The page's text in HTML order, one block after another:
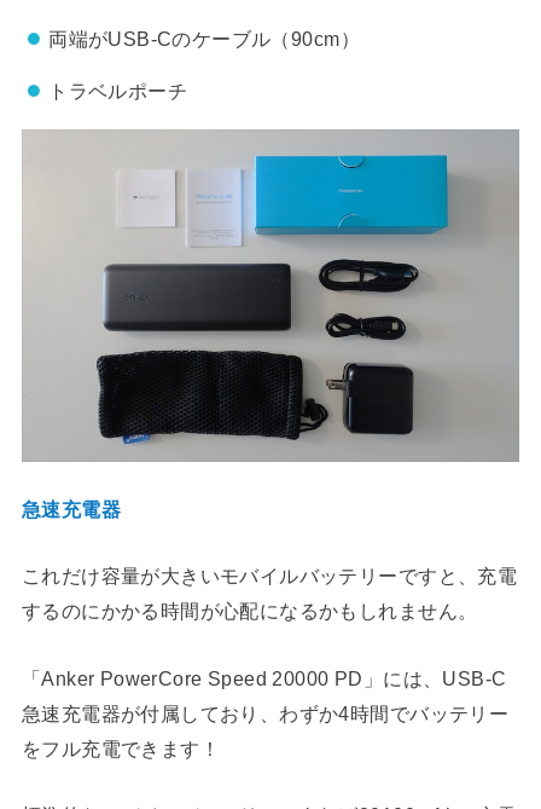
両端がUSB-Cのケーブル（90cm）
トラベルポーチ
急速充電器
これだけ容量が大きいモバイルバッテリーですと、充電
するのにかかる時間が心配になるかもしれません。
「Anker PowerCore Speed 20000 PD」には、USB-C
急速充電器が付属しており、わずか4時間でバッテリー
をフル充電できます！